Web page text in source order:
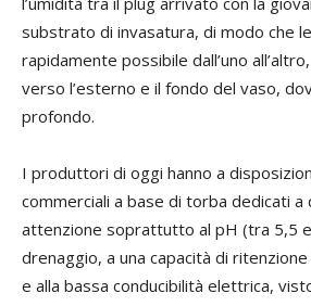
substrato di invasatura, di modo che
rapidamente possibile dall’uno
verso l’esterno e il fondo del vaso,
profondo.
I produttori di oggi hanno a
commerciali a base di torba dedicati a
attenzione soprattutto al pH (tra 5,5
drenaggio, a una capacità di
e alla bassa conducibilità elettrica,